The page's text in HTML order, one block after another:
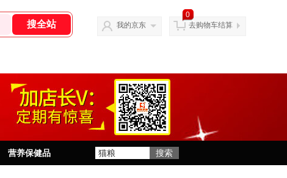
我的京东
0
去购物车结算
营养保健品